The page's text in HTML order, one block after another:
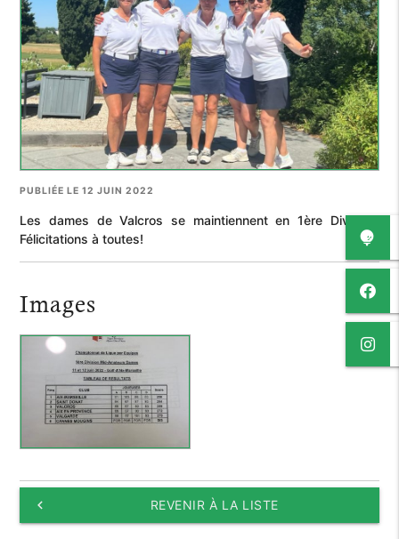
PUBLIÉE LE 12 JUIN 2022
Les dames de Valcros se maintiennent en 1ère Division!
Félicitations à toutes!
Images
keyboard_arrow_left REVENIR À LA LISTE